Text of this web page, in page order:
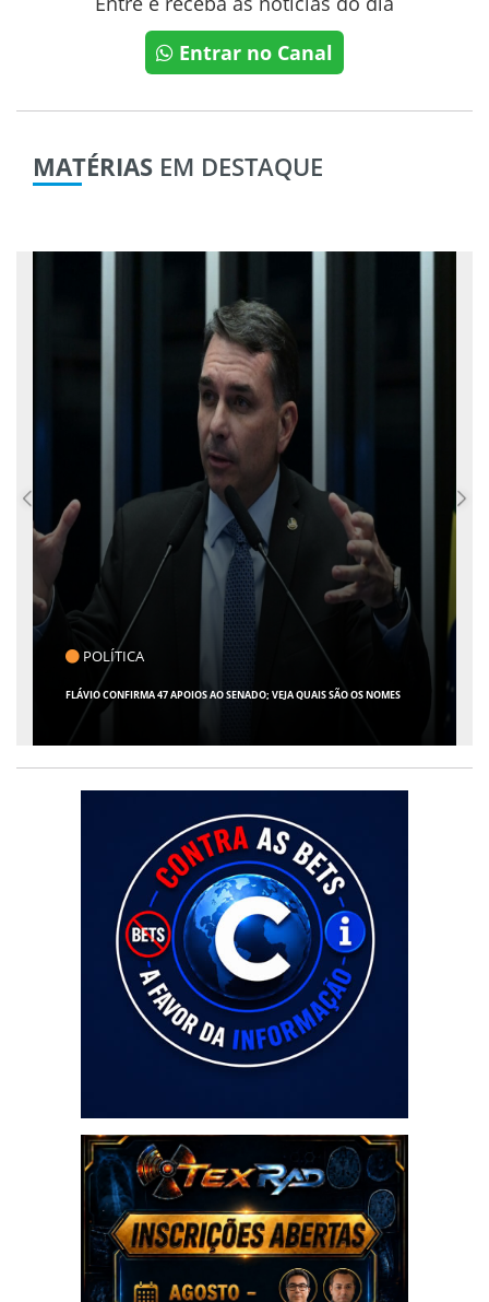
Entrar no Canal
MATÉRIAS EM DESTAQUE
47 APOIOS AO SENADO; VEJA QUAIS SÃO OS NOMES
CLICK INDICA
GIRO POR SERGIPE,